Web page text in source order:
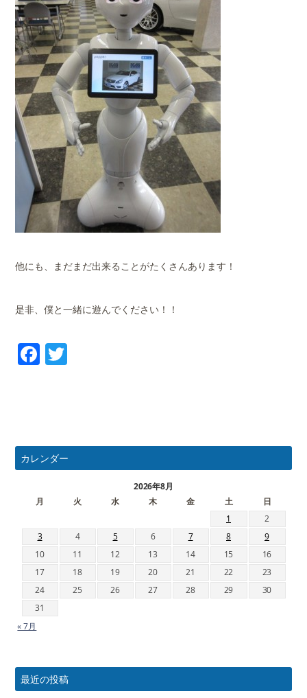
他にも、まだまだ出来ることがたくさんあります！
是非、僕と一緒に遊んでください！！
Facebook
カレンダー
2026年8月
月
火 水 木 金 土
日
1
2
3
4 5 6 7 8
9
10
11 12 13 14 15
16
17
18 19 20 21 22
23
24
25 26 27 28 29
30
31
« 7月
最近の投稿